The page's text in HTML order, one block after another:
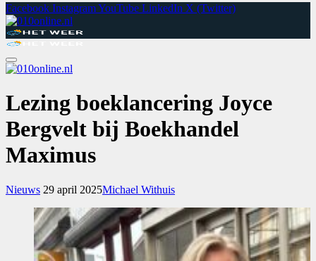
Facebook InstagramYouTube LinkedIn X (Twitter)
Lezing boeklancering Joyce
Bergvelt bij Boekhandel
Maximus
Nieuws 29 april 2025Michael Withuis